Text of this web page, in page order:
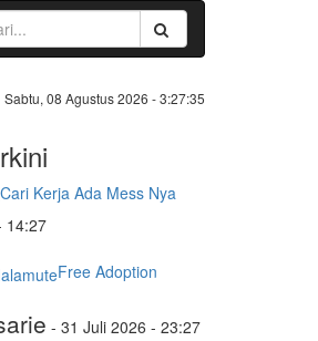
Sabtu, 08 Agustus 2026 -3:27:36
Cari Kerja Ada Mess Nya
14:27
Free Adoption
- 31 Juli 2026 - 23:27